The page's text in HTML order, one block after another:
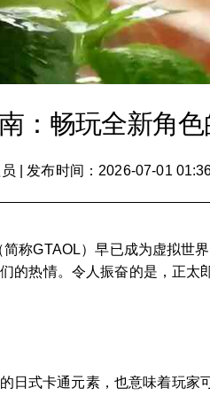
：畅玩全新角
发布时间：2026-07-01
称GTAOL）早已成为虚拟世
的热情。令人振奋的是，正太
日式卡通元素，也意味着玩家